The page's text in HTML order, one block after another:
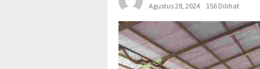
Agustus 28, 2024
156 Dilihat